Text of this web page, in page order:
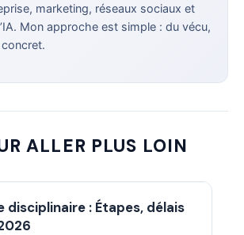
marketing, réseaux sociaux et
Mon approche est simple : du vécu,
ALLER PLUS LOIN
disciplinaire : Étapes, délais